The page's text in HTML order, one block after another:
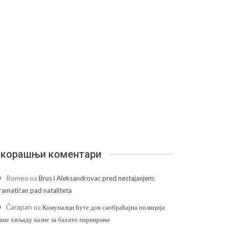
коментари
Romeo наBrus i Aleksandrovac pred nestajanjem:
pad nataliteta
Čarapan наКомуналци ћуте док саобраћајна полиција
хиљаду казне за бахато паркирање